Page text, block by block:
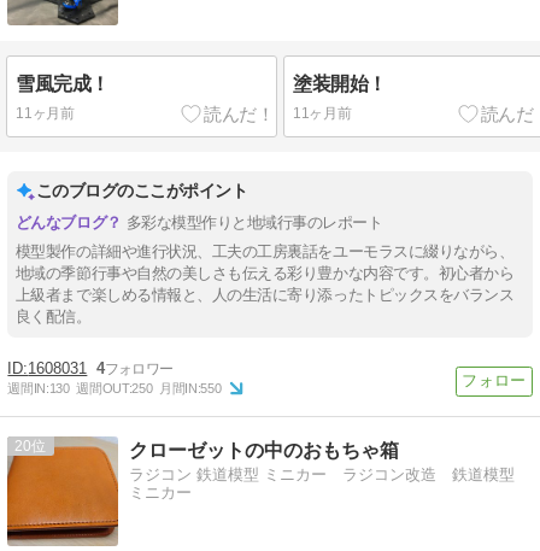
雪風完成！
11ヶ月前
塗装開始！
11ヶ月前
このブログのここがポイント
多彩な模型作りと地域行事のレポート
模型製作の詳細や進行状況、工夫の工房裏話をユーモラスに綴りながら、
地域の季節行事や自然の美しさも伝える彩り豊かな内容です。初心者から
上級者まで楽しめる情報と、人の生活に寄り添ったトピックスをバランス
良く配信。
1608031 4
週間IN:130 週間OUT:250 月間IN:550
20 クローゼットの中のおもちゃ箱
ラジコン 鉄道模型 ミニカー ラジコン改造 鉄道模型
ミニカー